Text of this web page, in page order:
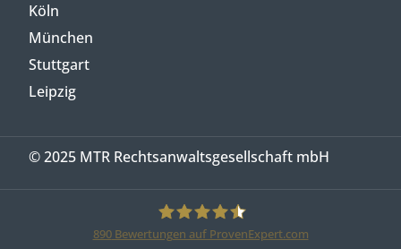
Köln
München
Stuttgart
Leipzig
© 2025 MTR Rechtsanwaltsgesellschaft mbH
890Bewertungen auf ProvenExpert.com